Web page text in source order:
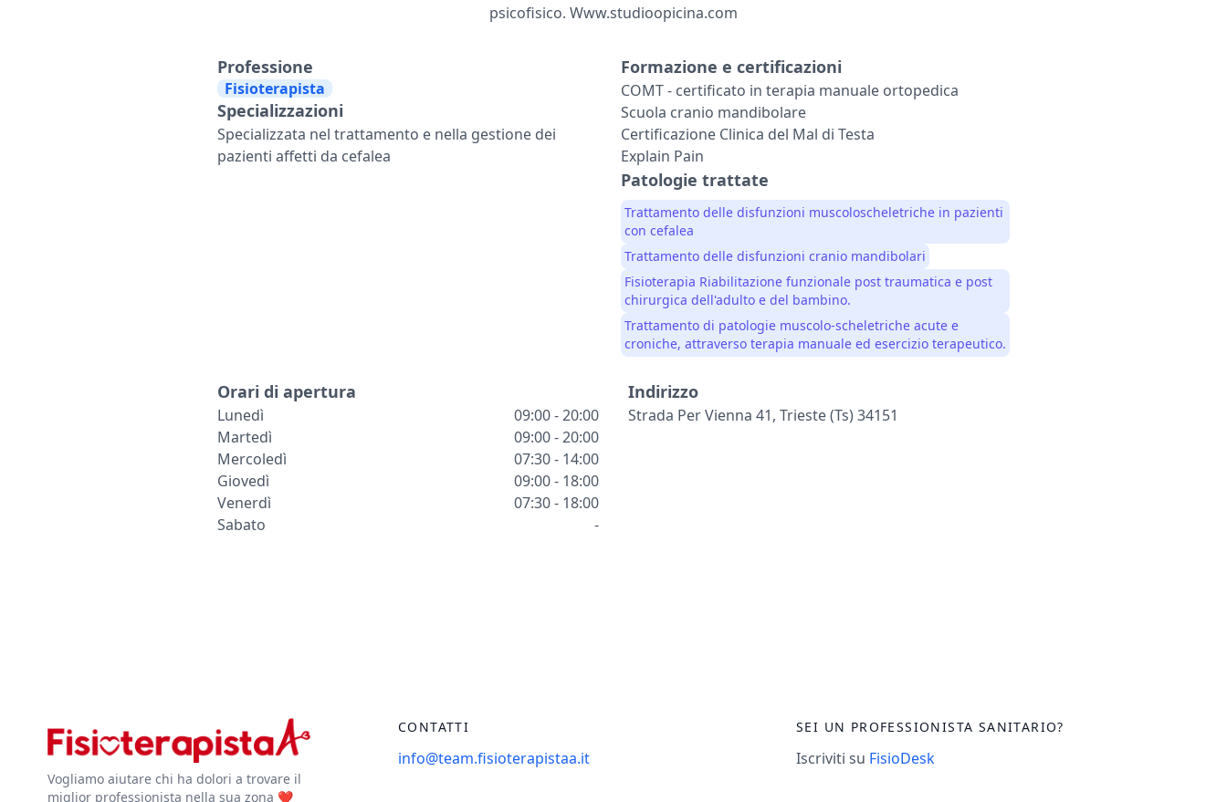
psicofisico. Www.studioopicina.com
Professione
Fisioterapista
Specializzazioni
Specializzata nel trattamento e nella gestione dei
pazienti affetti da cefalea
Formazione e certificazioni
COMT - certificato in terapia manuale ortopedica
Scuola cranio mandibolare
Certificazione Clinica del Mal di Testa
Explain Pain
Patologie trattate
Trattamento delle disfunzioni muscoloscheletriche in pazienti
con cefalea
Trattamento delle disfunzioni cranio mandibolari
Fisioterapia Riabilitazione funzionale post traumatica e post
chirurgica dell'adulto e del bambino. ​
Trattamento di patologie muscolo-scheletriche acute e
croniche, attraverso terapia manuale ed esercizio terapeutico.
Orari di apertura
Lunedì
09:00 - 20:00
Martedì
09:00 - 20:00
Mercoledì
07:30 - 14:00
Giovedì
09:00 - 18:00
Venerdì
07:30 - 18:00
Sabato
-
Indirizzo
Strada Per Vienna 41, Trieste (ts) 34151
Vogliamo aiutare chi ha dolori a trovare il
miglior professionista nella sua zona ❤️
CONTATTI
info@team.fisioterapistaa.it
SEI UN PROFESSIONISTA SANITARIO?
Iscriviti su FisioDesk